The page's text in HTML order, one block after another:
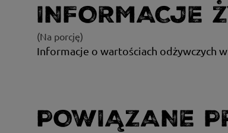
INFORMACJE
(Na porcję)
Informacje o wartościach odżywczych
POWIĄZANE